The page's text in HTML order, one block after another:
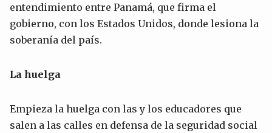
entendimiento entre Panamá, que firma el
gobierno, con los Estados Unidos, donde lesiona la
soberanía del país.
La huelga
Empieza la huelga con las y los educadores que
salen a las calles en defensa de la seguridad social